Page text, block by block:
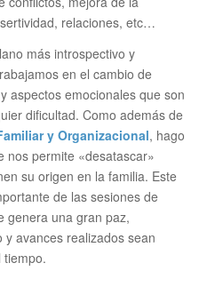
relaciones, etc…
más introspectivo y
en el cambio de
aspectos emocionales que son
dificultad. Como además de
y Organizacional, hago
nos permite «desatascar»
su origen en la familia. Este
de las sesiones de
genera una gran paz,
avances realizados sean
tiempo.